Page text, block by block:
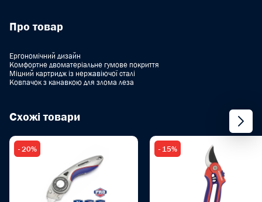
Про товар
Ергономічний дизайн
Комфортне двоматеріальне гумове покриття
Міцний картридж із нержавіючої сталі
Ковпачок з канавкою для злома леза
Схожі товари
- 20% - 15%